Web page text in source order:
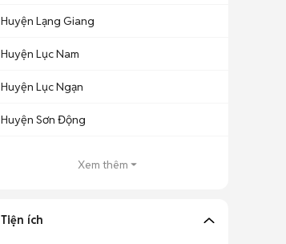
Huyện Lạng Giang
Huyện Lục Nam
Huyện Lục Ngạn
Huyện Sơn Động
Xem thêm
Tiện ích